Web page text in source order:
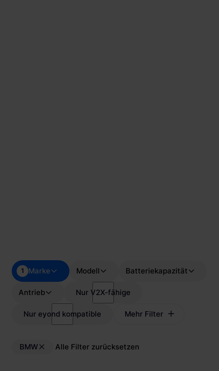
Marke
1 Modell Batteriekapazität
Antrieb Nur V2X-fähige
Nur eyond kompatible Mehr Filter
BMW Alle Filter zurücksetzen